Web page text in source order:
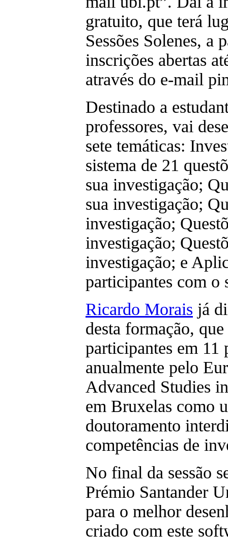
gratuito, que terá
Sessões Solenes, a
inscrições abertas
através do e-mail
Destinado a
professores, vai
sete temáticas:
sistema de 21
sua investigação;
sua investigação;
investigação;
investigação;
investigação; e
participantes com o
Ricardo Morais já
desta formação,
participantes em 11
anualmente pelo
Advanced Studies
em Bruxelas como
doutoramento
competências de
No final da sessão
Prémio Santander
para o melhor
criado com este